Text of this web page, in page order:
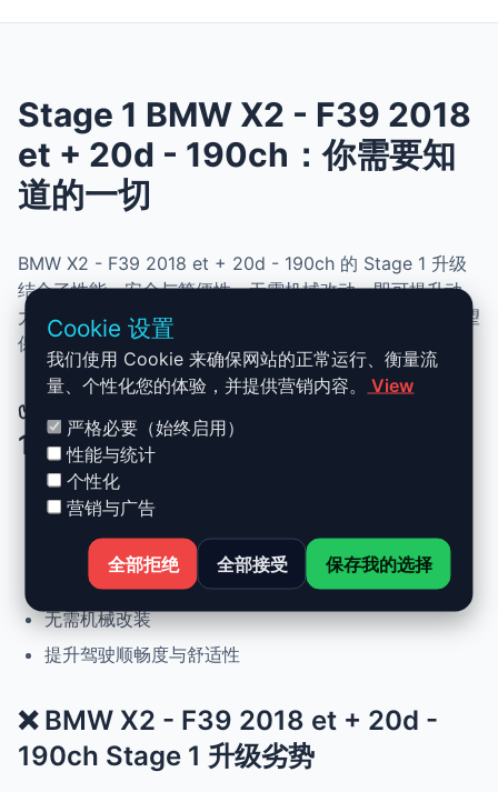
Stage 1 BMW X2 - F39 2018
et + 20d - 190ch：你需要知
道的一切
BMW X2 - F39 2018 et + 20d - 190ch 的 Stage 1 升级
结合了性能、安全与简便性。无需机械改动，即可提升动
力、扭矩并优化油耗。非常适合追求更灵敏驾驶体验且希望
保持原厂可靠性的车主。
✅ BMW X2 - F39 2018 et + 20d -
190ch Stage 1 升级优势
动力提升高达 +30%，扭矩提升 +25%
正常驾驶下优化油耗
可随时恢复原厂设置
无需机械改装
提升驾驶顺畅度与舒适性
❌ BMW X2 - F39 2018 et + 20d -
190ch Stage 1 升级劣势
Cookie 设置
我们使用 Cookie 来确保网站的正常运行、衡量流
量、个性化您的体验，并提供营销内容。
View
严格必要（始终启用）
性能与统计
个性化
营销与广告
全部拒绝 全部接受 保存我的选择